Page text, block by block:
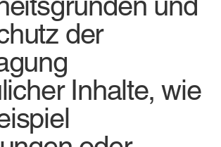
der
Inhalte, wie